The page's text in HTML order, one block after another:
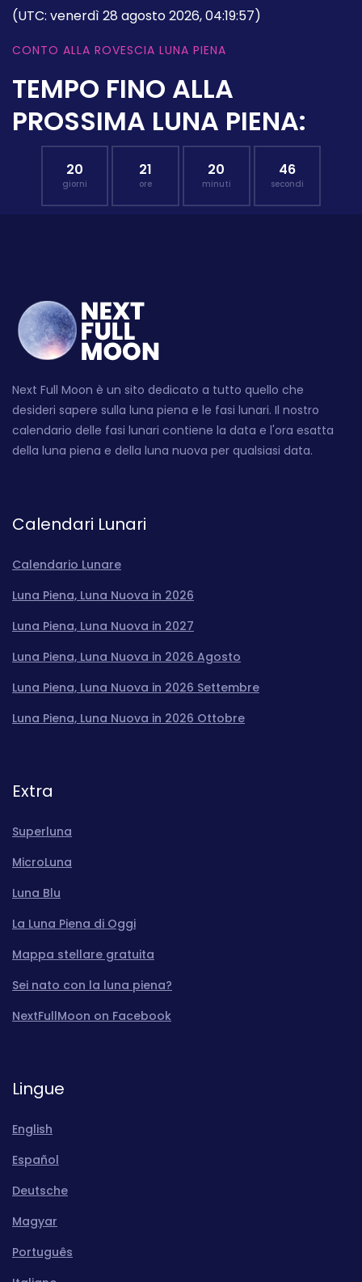
(UTC: venerdì 28 agosto 2026, 04:19:57)
CONTO ALLA ROVESCIA LUNA PIENA
TEMPO FINO ALLA
PROSSIMA LUNA PIENA:
20
giorni
21
ore
20
minuti
45
secondi
Next Full Moon è un sito dedicato a tutto quello che
desideri sapere sulla luna piena e le fasi lunari. Il nostro
calendario delle fasi lunari contiene la data e l'ora esatta
della luna piena e della luna nuova per qualsiasi data.
Calendari Lunari
Calendario Lunare
Luna Piena, Luna Nuova in 2026
Luna Piena, Luna Nuova in 2027
Luna Piena, Luna Nuova in 2026 Agosto
Luna Piena, Luna Nuova in 2026 Settembre
Luna Piena, Luna Nuova in 2026 Ottobre
Extra
Superluna
MicroLuna
Luna Blu
La Luna Piena di Oggi
Mappa stellare gratuita
Sei nato con la luna piena?
NextFullMoon on Facebook
Lingue
English
Español
Deutsche
Magyar
Português